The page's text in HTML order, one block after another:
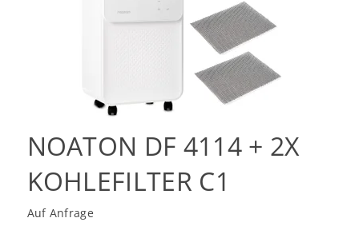
NOATON DF 4114 + 2X
KOHLEFILTER C1
Auf Anfrage